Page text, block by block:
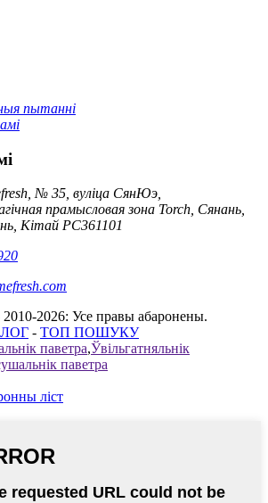
пытанні
№ 35, вуліца СянЮэ,
прамысловая зона Torch, Сянань,
Кітай PC361101
2026: Усе правы абаронены.
- ТОП ПОШУКУ
паветра,Ўвільгатняльнік
паветра
ліст